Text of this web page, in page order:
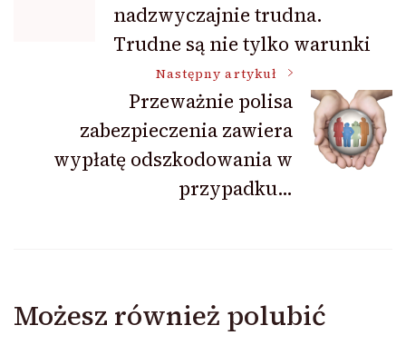
wpisunadzwyczajnie trudna.
Trudne są nie tylko warunki
Następny artykuł
Przeważnie polisa
zabezpieczenia zawiera
wypłatę odszkodowania w
przypadku…
Możesz również polubić